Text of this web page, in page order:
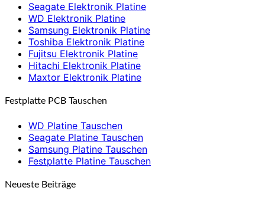
Seagate Elektronik Platine
WD Elektronik Platine
Samsung Elektronik Platine
Toshiba Elektronik Platine
Fujitsu Elektronik Platine
Hitachi Elektronik Platine
Maxtor Elektronik Platine
Festplatte PCB Tauschen
WD Platine Tauschen
Seagate Platine Tauschen
Samsung Platine Tauschen
Festplatte Platine Tauschen
Neueste Beiträge